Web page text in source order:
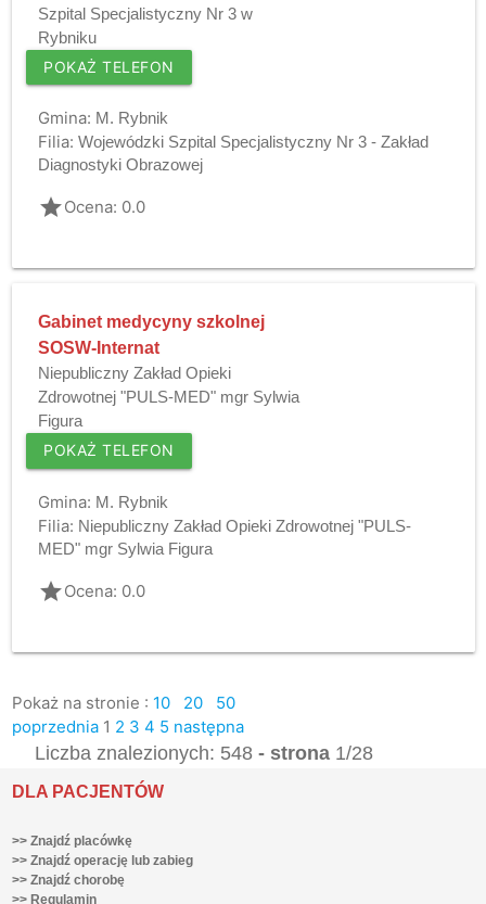
Szpital Specjalistyczny Nr 3 w
Rybniku
POKAŻ TELEFON
Gmina: M. Rybnik
Filia: Wojewódzki Szpital Specjalistyczny Nr 3 - Zakład
Diagnostyki Obrazowej
gradeOcena: 0.0
Gabinet medycyny szkolnej
SOSW-Internat
Niepubliczny Zakład Opieki
Zdrowotnej "PULS-MED" mgr Sylwia
Figura
POKAŻ TELEFON
Gmina: M. Rybnik
Filia: Niepubliczny Zakład Opieki Zdrowotnej "PULS-
MED" mgr Sylwia Figura
gradeOcena: 0.0
Pokaż na stronie : 10 20
50
poprzednia 1 2 3 4 5 następna
Liczba znalezionych: 548- strona 1/28
DLA PACJENTÓW
>> Znajdź placówkę
>> Znajdź operację lub zabieg
>> Znajdź chorobę
>> Regulamin